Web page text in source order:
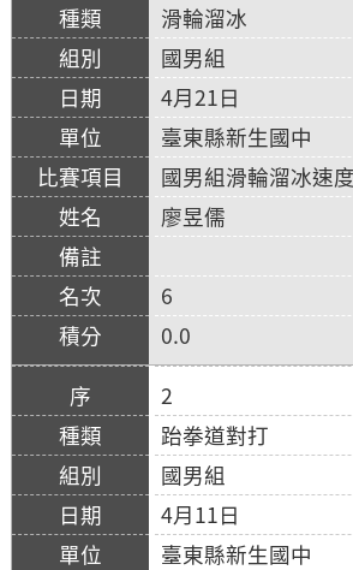
滑輪溜冰
國男組
4月21日
臺東縣新生國中
國男組滑輪溜冰速
廖昱儒
6
0.0
2
跆拳道對打
國男組
4月11日
臺東縣新生國中